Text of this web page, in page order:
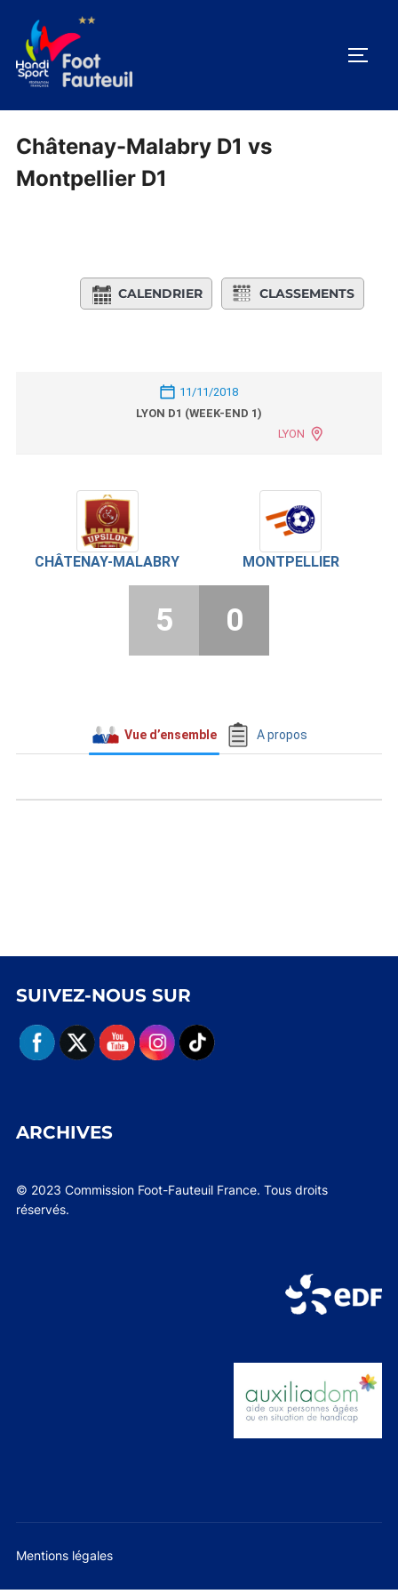
contenu
Châtenay-Malabry D1 vs
Montpellier D1
CALENDRIER CLASSEMENTS
11/11/2018
LYON D1 (WEEK-END 1)
LYON
CHÂTENAY-MALABRY MONTPELLIER
5 0
Vue d’ensemble A propos
SUIVEZ-NOUS SUR
ARCHIVES
© 2023 Commission Foot-Fauteuil France. Tous droits
réservés.
Mentions légales